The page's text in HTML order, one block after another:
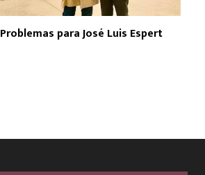
Problemas para José Luis Espert